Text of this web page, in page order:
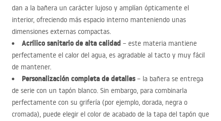
dan a la bañera un carácter lujoso y amplían ópticamente el
interior, ofreciendo más espacio interno manteniendo unas
dimensiones externas compactas.
Acrílico sanitario de alta calidad – este materia mantiene
perfectamente el calor del agua, es agradable al tacto y muy fácil
de mantener.
Personalización completa de detalles– la bañera se entrega
de serie con un tapón blanco. Sin embargo, para combinarla
perfectamente con su grifería (por ejemplo, dorada, negra o
cromada), puede elegir el color de acabado de la tapa del tapón que